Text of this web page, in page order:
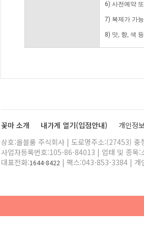
6) 사전예약
7) 복제가 가
8) 맛, 향, 색
꽃마 소개 내가게 열기(입점안내) 개인정
상호:올블룸 주식회사 | 도로명주소:(27453)
사업자등록번호:105-86-84013 | 업태 및 종목
대표전화:1644-8422 | 팩스:043-853-3384 | 개